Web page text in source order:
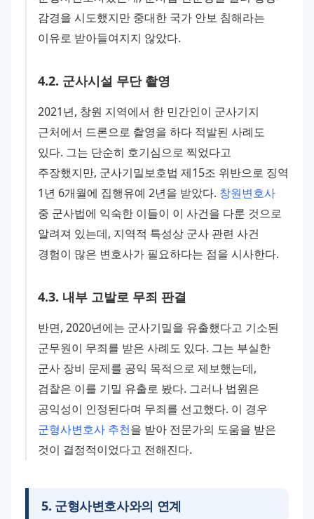
감경을 시도했지만 중대한 국가 안보 침해라는
이유로 받아들여지지 않았다.
4.2. 군사시설 무단 촬영
2021년, 창원 지역에서 한 민간인이 군사기지
근처에서 드론으로 촬영을 하다 적발된 사례도
있다. 그는 단순히 호기심으로 찍었다고
주장했지만, 군사기밀보호법 제15조 위반으로 징역
1년 6개월에 집행유예 2년을 받았다. 창원변호사
중 군사법에 익숙한 이들이 이 사건을 다룬 것으로
알려져 있는데, 지역적 특성상 군사 관련 사건
경험이 많은 변호사가 필요하다는 점을 시사한다.
4.3. 내부 고발로 무죄 판결
반면, 2020년에는 군사기밀을 유출했다고 기소된
군무원이 무죄를 받은 사례도 있다. 그는 부실한
군사 장비 문제를 공익 목적으로 제보했는데,
검찰은 이를 기밀 유출로 봤다. 그러나 법원은
군형사변호사 추천을 받아 전문가의 도움을 받은
것이 결정적이었다고 전해진다.
5. 군형사변호사와의 연계